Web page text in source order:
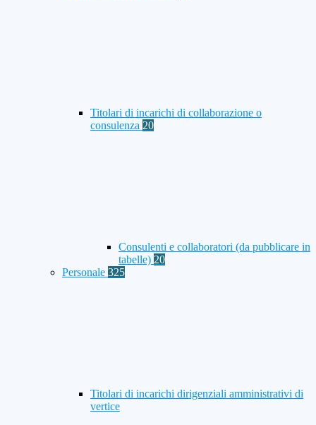
Titolari di incarichi di collaborazione o
consulenza 20
Consulenti e collaboratori (da pubblicare in
tabelle) 20
Personale 325
Titolari di incarichi dirigenziali amministrativi di
vertice